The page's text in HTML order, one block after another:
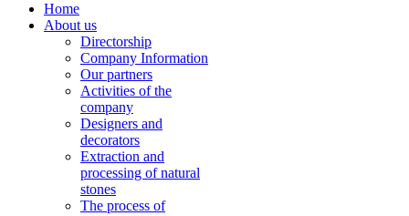
Home
About us
Directorship
Company Information
Our partners
Activities of the
company
Designers and
decorators
Extraction and
processing of natural
stones
The process of